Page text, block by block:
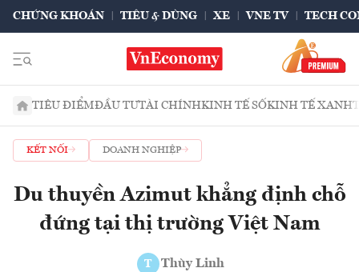
CHỨNG KHOÁN TIÊU & DÙNG XE VNE TV TECH
TIÊU ĐIỂMĐẦU TƯTÀI CHÍNHKINH TẾ SỐKINH TẾ XANH
KẾT NỐI DOANH NGHIỆP
Du thuyền Azimut khẳng định chỗ
đứng tại thị trường Việt Nam
T Thùy Linh